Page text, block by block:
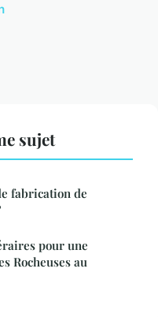
sujet
fabrication de
pour une
Rocheuses au